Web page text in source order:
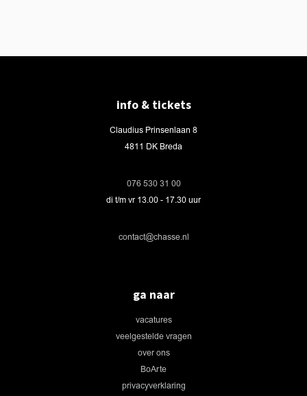
info & tickets
Claudius Prinsenlaan 8
4811 DK Breda
076 530 31 00
di t/m vr 13.00 - 17.30 uur
contact@chasse.nl
ga naar
vacatures
veelgestelde vragen
over ons
BoArte
privacyverklaring